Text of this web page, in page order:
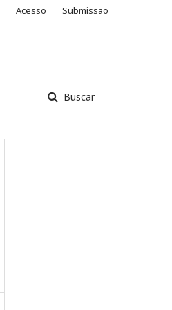
Buscar
Acesso Submissão